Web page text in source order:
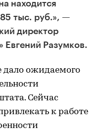
находится
тыс. руб.», —
директор
Евгений Разумков.
ожидаемого
Сейчас
к работе